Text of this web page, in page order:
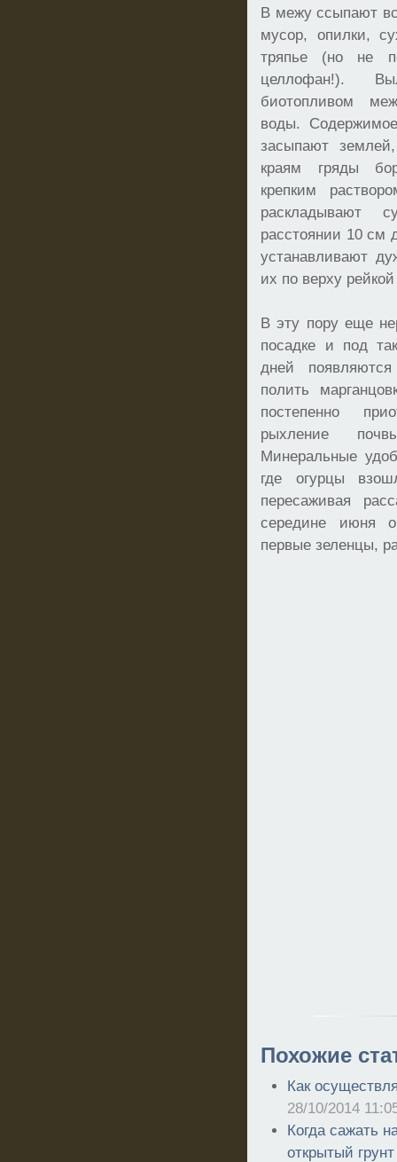
В межу ссыпают
мусор, опилки,
тряпье (но не
целлофан!).
биотопливом
воды.
засыпают
краям гряды
крепким
раскладывают
расстоянии 10 см
устанавливают
их по верху
В эту пору еще
посадке и под
дней
полить
постепенно
рыхление
Минеральные
где огурцы
пересаживая
середине июня
первые зеленцы,
Похожие
Как
28/10/2014
Когда сажать
открытый